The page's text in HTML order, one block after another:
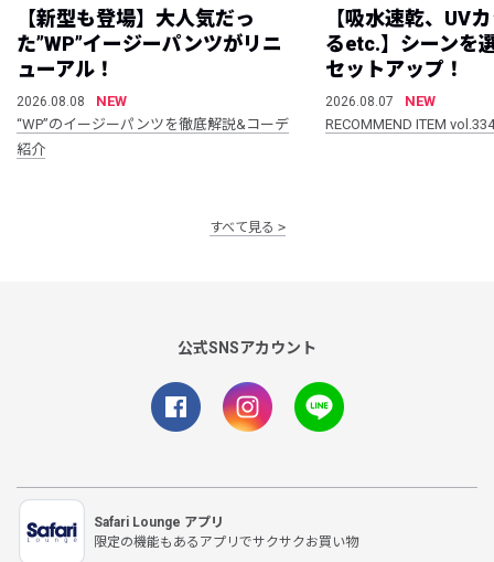
【新型も登場】大人気だっ
た”WP”イージーパンツがリニ
ューアル！
2026.08.08
NEW
“WP”のイージーパンツを徹底解説&コーデ
紹介
【吸水速乾、UV
るetc.】シーンを
セットアップ！
2026.08.07
NEW
RECOMMEND ITEM vol.334
すべて見る
公式SNSアカウント
Safari Lounge アプリ
限定の機能もあるアプリでサクサクお買い物